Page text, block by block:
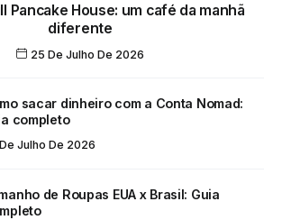
Pancake House: um café da manhã
diferente
25 De Julho De 2026
sacar dinheiro com a Conta Nomad:
completo
Julho De 2026
de Roupas EUA x Brasil: Guia